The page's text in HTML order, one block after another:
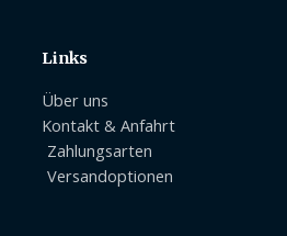
Links
Über uns
Kontakt & Anfahrt
Zahlungsarten
Versandoptionen